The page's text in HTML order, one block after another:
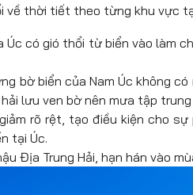
về thời tiết theo từng khu vực
Úc có gió thổi từ biển vào làm
bờ biển của Nam Úc không
lưu ven bờ nên mưa tập
rõ rệt, tạo điều kiện cho
tại Úc.
Địa Trung Hải, hạn hán vào